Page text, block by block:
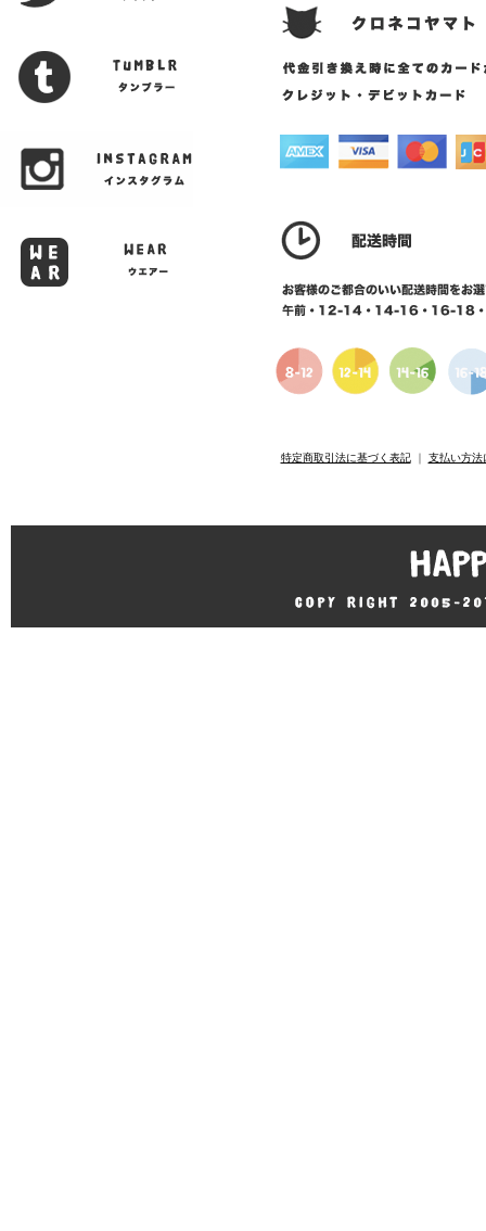
特定商取引法に基づく表記｜ 支払い方法